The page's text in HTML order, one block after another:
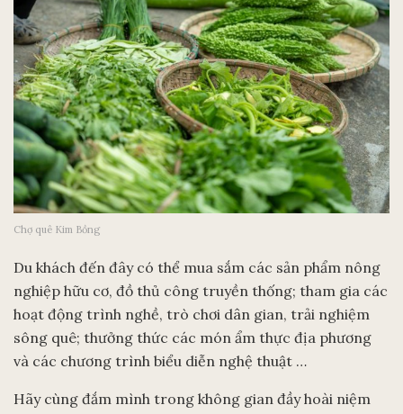
Chợ quê Kim Bồng
Du khách đến đây có thể mua sắm các sản phẩm nông
nghiệp hữu cơ, đồ thủ công truyền thống; tham gia các
hoạt động trình nghề, trò chơi dân gian, trải nghiệm
sông quê; thưởng thức các món ẩm thực địa phương
và các chương trình biểu diễn nghệ thuật …
Hãy cùng đắm mình trong không gian đầy hoài niệm